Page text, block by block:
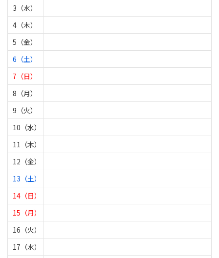
3（水）
4（木）
5（金）
6（土）
7（日）
8（月）
9（火）
10（水）
11（木）
12（金）
13（土）
14（日）
15（月）
16（火）
17（水）